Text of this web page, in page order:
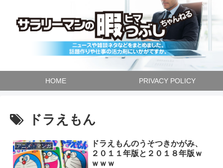
HOME PRIVACY POLICY
ドラえもん
アニメ・マンガ
ドラえもんのうそつきかがみ、
２０１１年版と２０１８年版ｗ
ｗｗｗ